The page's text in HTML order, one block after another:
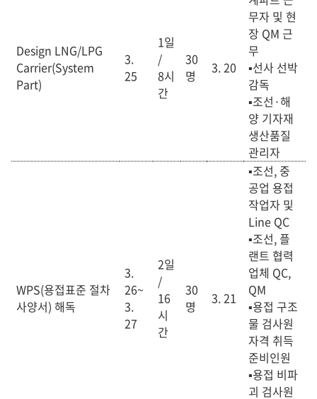
Design LNG/LPG
Carrier(System
Part)
3.
25
1일
/
8시
간
30
명
3. 20
무자 및 현
장 QM 근
무
▪선사 선박
감독
▪조선·해
양 기자재
생산품질
관리자
WPS(용접표준 절차
사양서) 해독
3.
26~
3.
27
2일
/
16
시
간
30
명
3. 21
▪조선, 중
공업 용접
작업자 및
Line QC
▪조선, 플
랜트 협력
업체 QC,
QM
▪용접 구조
물 검사원
자격 취득
준비인원
▪용접 비파
괴 검사원